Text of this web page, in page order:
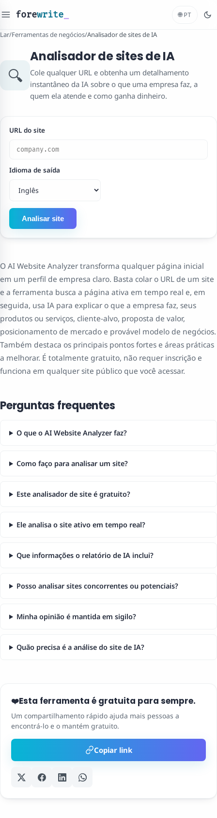
forewrite 🌐 PT
Lar/Ferramentas de negócios/Analisador de sites de IA
🔍
Analisador de sites de IA
Cole qualquer URL e obtenha um detalhamento
instantâneo da IA ​​sobre o que uma empresa faz, a
quem ela atende e como ganha dinheiro.
URL do site
Idioma de saída
Analisar site
O AI Website Analyzer transforma qualquer página inicial
em um perfil de empresa claro. Basta colar o URL de um site
e a ferramenta busca a página ativa em tempo real e, em
seguida, usa IA para explicar o que a empresa faz, seus
produtos ou serviços, cliente-alvo, proposta de valor,
posicionamento de mercado e provável modelo de negócios.
Também destaca os principais pontos fortes e áreas práticas
a melhorar. É totalmente gratuito, não requer inscrição e
funciona em qualquer site público que você acessar.
Perguntas frequentes
O que o AI Website Analyzer faz?
Como faço para analisar um site?
Este analisador de site é gratuito?
Ele analisa o site ativo em tempo real?
Que informações o relatório de IA inclui?
Posso analisar sites concorrentes ou potenciais?
Minha opinião é mantida em sigilo?
Quão precisa é a análise do site de IA?
❤️Esta ferramenta é gratuita para sempre.
Um compartilhamento rápido ajuda mais pessoas a
encontrá-lo e o mantém gratuito.
Copiar link